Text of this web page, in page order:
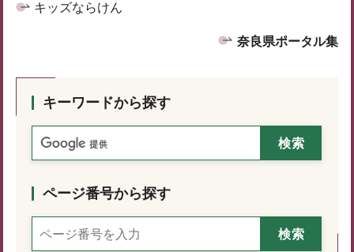
キッズならけん
奈良県ポータル集
キーワードから探す
ページ番号から探す